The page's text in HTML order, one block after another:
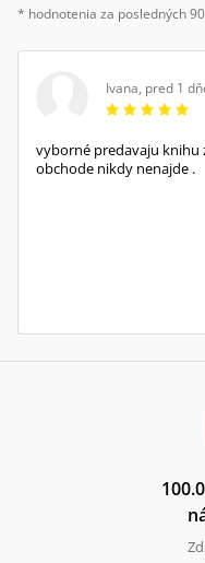
* hodnotenia za posledných
Ivana, pred 1
vyborné predavaju knihu
obchode nikdy nenajde .